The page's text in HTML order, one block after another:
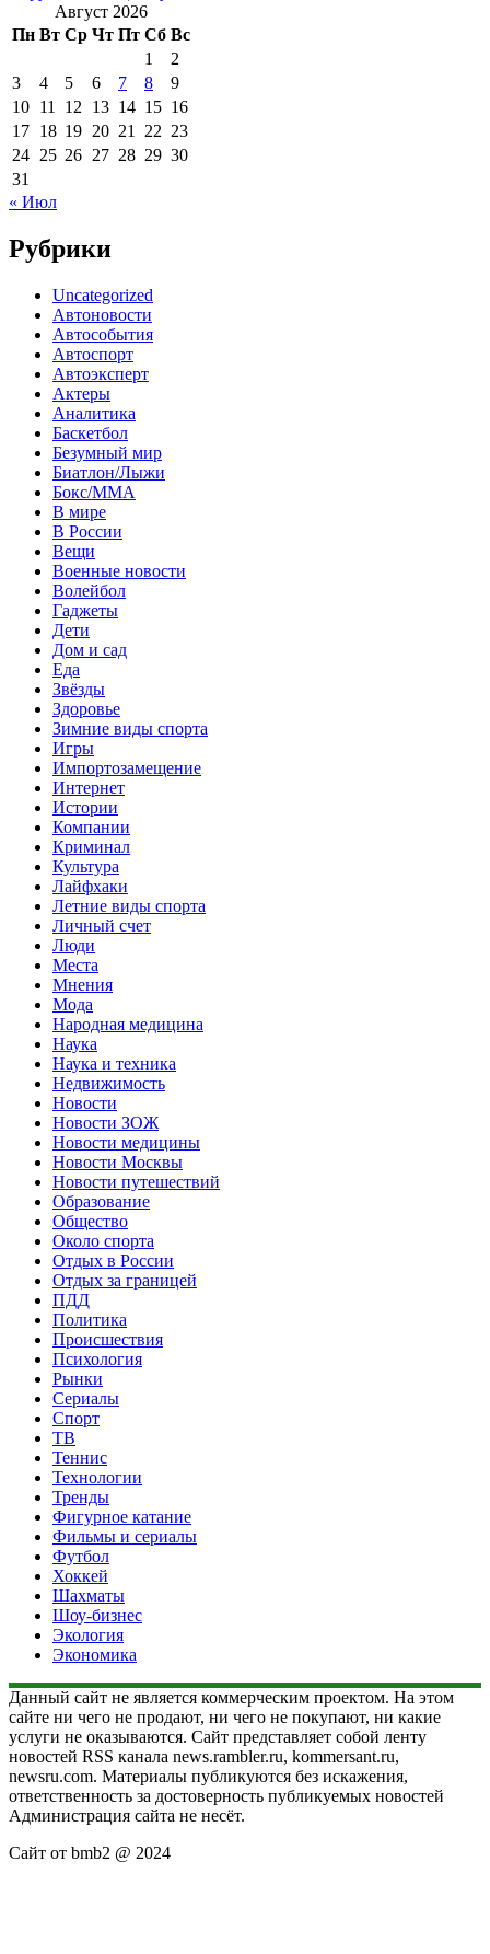
Август 2026
Пн Вт Ср Чт Пт Сб Вс
1
2
3
4 5 6 7 8
9
10 11 12 13 14 15 16
17 18 19 20 21 22 23
24 25 26 27 28 29 30
31
« Июл
Рубрики
Uncategorized
Автоновости
Автособытия
Автоспорт
Автоэксперт
Актеры
Аналитика
Баскетбол
Безумный мир
Биатлон/Лыжи
Бокс/MMA
В мире
В России
Вещи
Военные новости
Волейбол
Гаджеты
Дети
Дом и сад
Еда
Звёзды
Здоровье
Зимние виды спорта
Игры
Импортозамещение
Интернет
Истории
Компании
Криминал
Культура
Лайфхаки
Летние виды спорта
Личный счет
Люди
Места
Мнения
Мода
Народная медицина
Наука
Наука и техника
Недвижимость
Новости
Новости ЗОЖ
Новости медицины
Новости Москвы
Новости путешествий
Образование
Общество
Около спорта
Отдых в России
Отдых за границей
ПДД
Политика
Происшествия
Психология
Рынки
Сериалы
Спорт
ТВ
Теннис
Технологии
Тренды
Фигурное катание
Фильмы и сериалы
Футбол
Хоккей
Шахматы
Шоу-бизнес
Экология
Экономика
Данный сайт не является коммерческим проектом. На этом
сайте ни чего не продают, ни чего не покупают, ни какие
услуги не оказываются. Сайт представляет собой ленту
новостей RSS канала news.rambler.ru, kommersant.ru,
newsru.com. Материалы публикуются без искажения,
ответственность за достоверность публикуемых новостей
Администрация сайта не несёт.
Сайт от bmb2 @ 2024